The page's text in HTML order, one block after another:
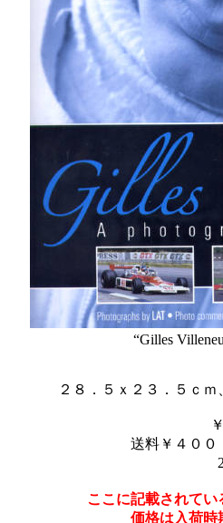
“Gilles
２８．５ｘ２３．５ｃ
送料￥４００
ここに記載されて
価格は入荷時